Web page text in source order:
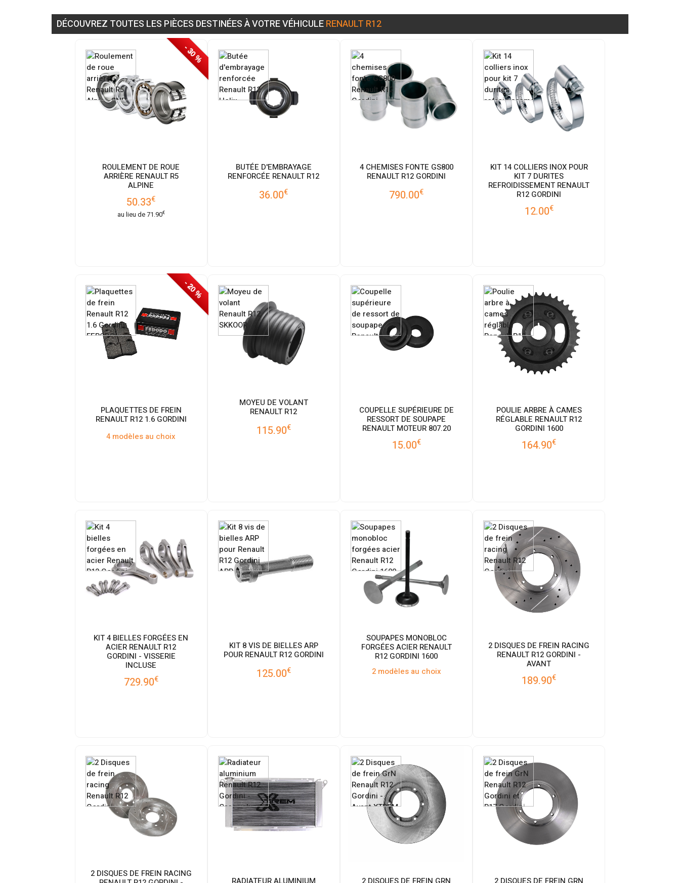
DÉCOUVREZ TOUTES LES PIÈCES DESTINÉES À VOTRE VÉHICULERENAULT R12
- 30 %
ROULEMENT DE ROUE
ARRIÈRE RENAULT R5
ALPINE
50.33€
au lieu de71.90€
BUTÉE D'EMBRAYAGE
RENFORCÉE RENAULT R12
36.00€
4 CHEMISES FONTE GS800
RENAULT R12 GORDINI
790.00€
KIT 14 COLLIERS INOX POUR
KIT 7 DURITES
REFROIDISSEMENT RENAULT
R12 GORDINI
12.00€
- 20 %
PLAQUETTES DE FREIN
RENAULT R12 1.6 GORDINI
4 modèles au choix
MOYEU DE VOLANT
RENAULT R12
115.90€
COUPELLE SUPÉRIEURE DE
RESSORT DE SOUPAPE
RENAULT MOTEUR 807.20
15.00€
POULIE ARBRE À CAMES
RÉGLABLE RENAULT R12
GORDINI 1600
164.90€
KIT 4 BIELLES FORGÉES EN
ACIER RENAULT R12
GORDINI - VISSERIE
INCLUSE
729.90€
KIT 8 VIS DE BIELLES ARP
POUR RENAULT R12 GORDINI
125.00€
SOUPAPES MONOBLOC
FORGÉES ACIER RENAULT
R12 GORDINI 1600
2 modèles au choix
2 DISQUES DE FREIN RACING
RENAULT R12 GORDINI -
AVANT
189.90€
2 DISQUES DE FREIN RACING